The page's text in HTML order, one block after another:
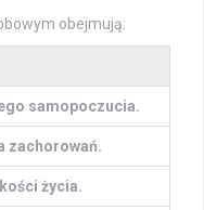
obejmują:
samopoczucia.
zachorowań.
życia.